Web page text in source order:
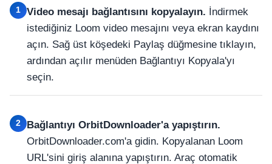
1 Video mesajı bağlantısını kopyalayın. İndirmek
istediğiniz Loom video mesajını veya ekran kaydını
açın. Sağ üst köşedeki Paylaş düğmesine tıklayın,
ardından açılır menüden Bağlantıyı Kopyala'yı
seçin.
2
Bağlantıyı OrbitDownloader'a yapıştırın.
OrbitDownloader.com'a gidin. Kopyalanan Loom
URL'sini giriş alanına yapıştırın. Araç otomatik